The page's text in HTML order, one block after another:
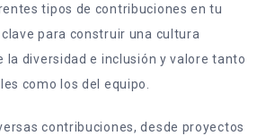
tipos de contribuciones en tu
para construir una cultura
la diversidad e inclusión y valore tanto
como los del equipo.
contribuciones, desde proyectos